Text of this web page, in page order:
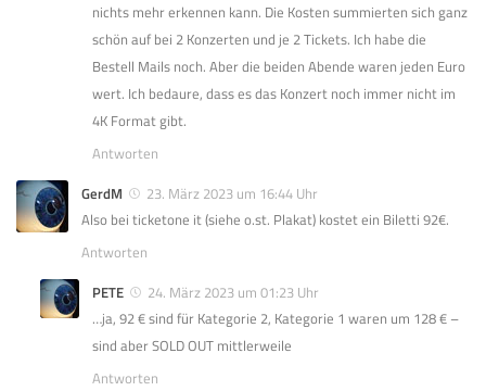
nichts mehr erkennen kann. Die Kosten summierten sich ganz
schön auf bei 2 Konzerten und je 2 Tickets. Ich habe die
Bestell Mails noch. Aber die beiden Abende waren jeden Euro
wert. Ich bedaure, dass es das Konzert noch immer nicht im
4K Format gibt.
Antworten
GerdM
23. März 2023 um 16:44 Uhr
Also bei ticketone it (siehe o.st. Plakat) kostet ein Biletti 92€.
Antworten
PETE
24. März 2023 um 01:23 Uhr
…ja, 92 € sind für Kategorie 2, Kategorie 1 waren um 128 € –
sind aber SOLD OUT mittlerweile
Antworten